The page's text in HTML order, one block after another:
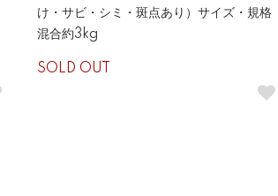
け・サビ・シミ・斑点あり）サイズ・規格
混合約3kg
SOLD OUT